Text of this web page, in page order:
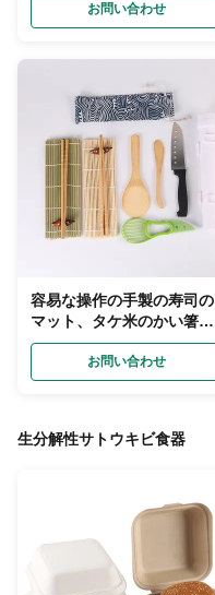
お問い合わせ
容易な操作の手製の寿司の
マット、タケ米のかい箸の
寿司の一定メーカー
お問い合わせ
生分解性サトウキビ食器